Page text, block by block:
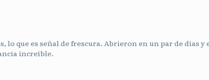
lo que es señal de frescura. Abrieron en un par de días y
increíble.